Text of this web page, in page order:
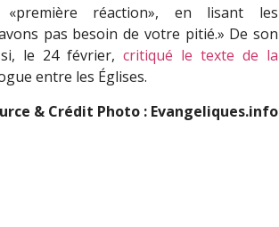
réaction», en lisant les
pas besoin de votre pitié.» De son
le 24 février, critiqué le texte de la
entre les Églises.
& Crédit Photo : Evangeliques.info